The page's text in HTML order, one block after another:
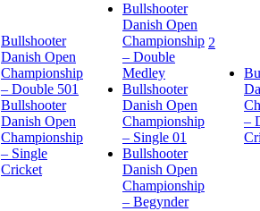
Bullshooter
Danish Open
Championship
– Double 501
Bullshooter
Danish Open
Championship
– Single
Cricket
Bullshooter
Danish Open
Championship
– Double
Medley
Bullshooter
Danish Open
Championship
– Single 01
Bullshooter
Danish Open
Championship
– Begynder
2
–